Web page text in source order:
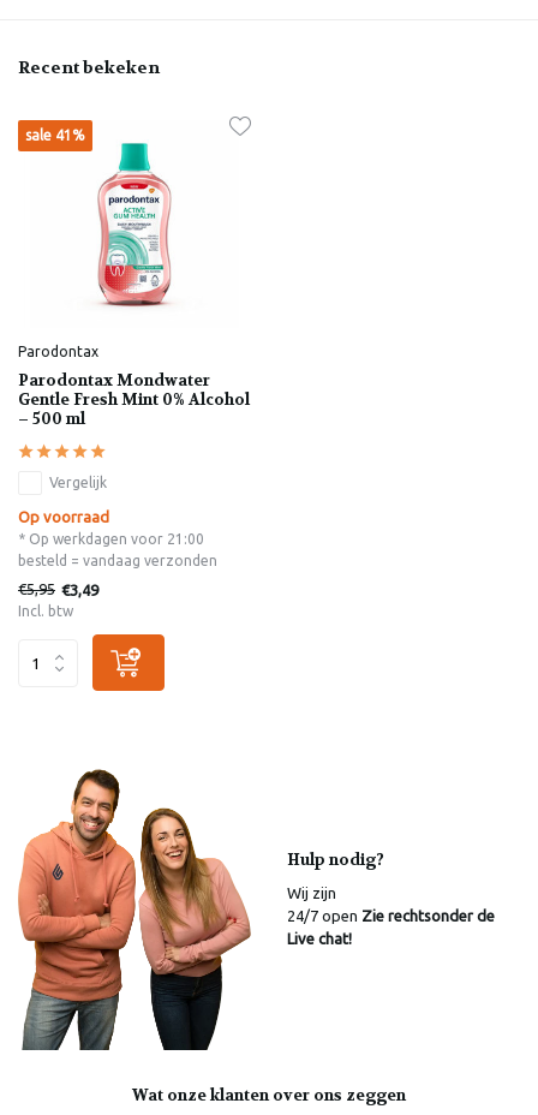
Recent bekeken
sale 41%
Parodontax
Parodontax Mondwater
Gentle Fresh Mint 0% Alcohol
– 500 ml
Vergelijk
Op voorraad
* Op werkdagen voor 21:00
besteld = vandaag verzonden
€5,95 €3,49
Incl. btw
Hulp nodig?
Wij zijn
24/7 open Zie rechtsonder de
Live chat!
Wat onze klanten over ons zeggen